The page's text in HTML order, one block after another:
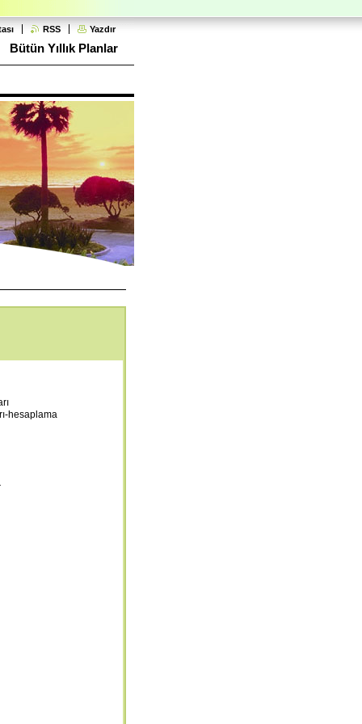
RSS Yazdır
Bütün Yıllık Planlar
hesaplama